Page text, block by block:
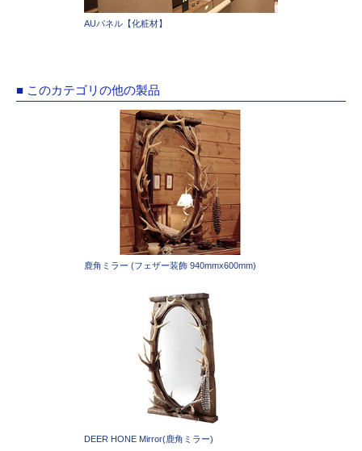
AUパネル【化粧材】
■ このカテゴリの他の製品
鹿角ミラー (フェザー装飾 940mmx600mm)
DEER HONE Mirror(鹿角ミラー)